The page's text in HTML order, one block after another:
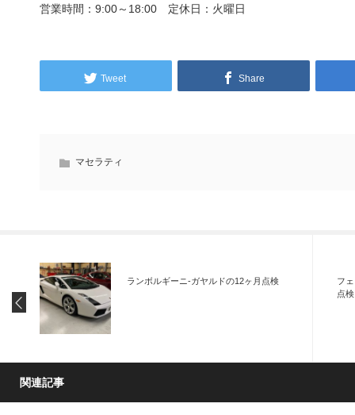
営業時間：9:00～ 18:00 定休日：火曜日
Tweet Share
マセラティ
ランボルギーニ-ガヤルドの12ヶ月点検
フ
点検
関連記事